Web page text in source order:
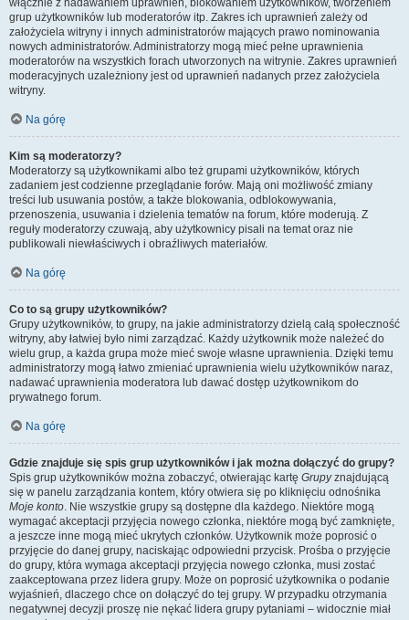
włącznie z nadawaniem uprawnień, blokowaniem użytkowników, tworzeniem
grup użytkowników lub moderatorów itp. Zakres ich uprawnień zależy od
założyciela witryny i innych administratorów mających prawo nominowania
nowych administratorów. Administratorzy mogą mieć pełne uprawnienia
moderatorów na wszystkich forach utworzonych na witrynie. Zakres uprawnień
moderacyjnych uzależniony jest od uprawnień nadanych przez założyciela
witryny.
Na górę
Kim są moderatorzy?
Moderatorzy są użytkownikami albo też grupami użytkowników, których
zadaniem jest codzienne przeglądanie forów. Mają oni możliwość zmiany
treści lub usuwania postów, a także blokowania, odblokowywania,
przenoszenia, usuwania i dzielenia tematów na forum, które moderują. Z
reguły moderatorzy czuwają, aby użytkownicy pisali na temat oraz nie
publikowali niewłaściwych i obraźliwych materiałów.
Na górę
Co to są grupy użytkowników?
Grupy użytkowników, to grupy, na jakie administratorzy dzielą całą społeczność
witryny, aby łatwiej było nimi zarządzać. Każdy użytkownik może należeć do
wielu grup, a każda grupa może mieć swoje własne uprawnienia. Dzięki temu
administratorzy mogą łatwo zmieniać uprawnienia wielu użytkowników naraz,
nadawać uprawnienia moderatora lub dawać dostęp użytkownikom do
prywatnego forum.
Na górę
Gdzie znajduje się spis grup użytkowników i jak można dołączyć do grupy?
Spis grup użytkowników można zobaczyć, otwierając kartę Grupyznajdującą
się w panelu zarządzania kontem, który otwiera się po kliknięciu odnośnika
Moje konto. Nie wszystkie grupy są dostępne dla każdego. Niektóre mogą
wymagać akceptacji przyjęcia nowego członka, niektóre mogą być zamknięte,
a jeszcze inne mogą mieć ukrytych członków. Użytkownik może poprosić o
przyjęcie do danej grupy, naciskając odpowiedni przycisk. Prośba o przyjęcie
do grupy, która wymaga akceptacji przyjęcia nowego członka, musi zostać
zaakceptowana przez lidera grupy. Może on poprosić użytkownika o podanie
wyjaśnień, dlaczego chce on dołączyć do tej grupy. W przypadku otrzymania
negatywnej decyzji proszę nie nękać lidera grupy pytaniami – widocznie miał